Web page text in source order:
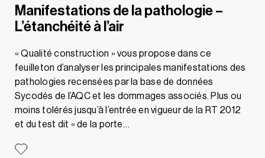
Manifestations de la pathologie –
L’étanchéité à l’air
« Qualité construction » vous propose dans ce
feuilleton d’analyser les principales manifestations des
pathologies recensées par la base de données
Sycodés de l’AQC et les dommages associés. Plus ou
moins tolérés jusqu’à l’entrée en vigueur de la RT 2012
et du test dit « de la porte…